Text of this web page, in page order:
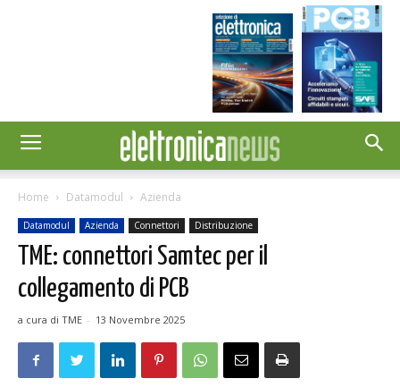
Home Datamodul Azienda
Datamodul Azienda Connettori Distribuzione
TME: connettori Samtec per il
collegamento di PCB
a cura di TME - 13 Novembre 2025